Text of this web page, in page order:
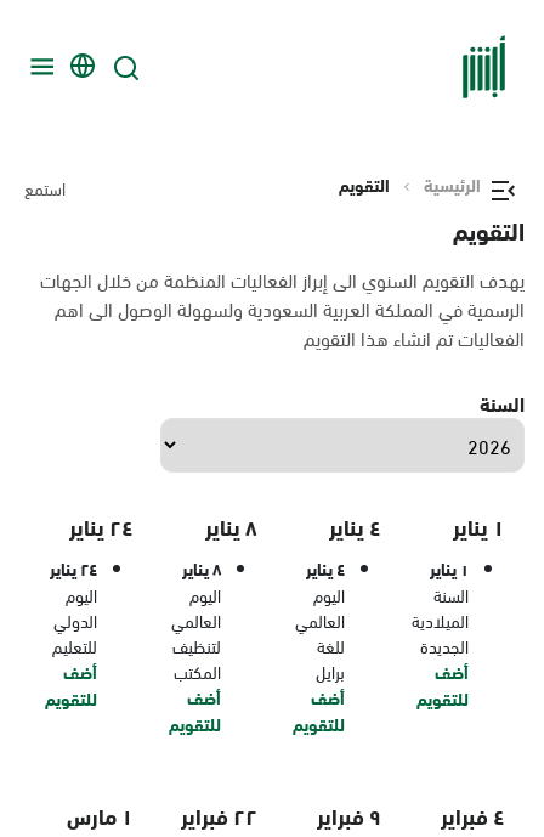
الرئيسية التقويم استمع
التقويم
يهدف التقويم السنوي الى إبراز الفعاليات المنظمة من خلال الجهات
الرسمية في المملكة العربية السعودية ولسهولة الوصول الى اهم
الفعاليات تم انشاء هذا التقويم
السنة
١ يناير
١ يناير
السنة
الميلادية
الجديدة
أضف
للتقويم
٤ يناير
٤ يناير
اليوم
العالمي
للغة
برايل
أضف
للتقويم
٨ يناير
٨ يناير
اليوم
العالمي
لتنظيف
المكتب
أضف
للتقويم
٢٤ يناير
٢٤ يناير
اليوم
الدولي
للتعليم
أضف
للتقويم
٤ فبراير ٩ فبراير ٢٢ فبراير ١ مارس